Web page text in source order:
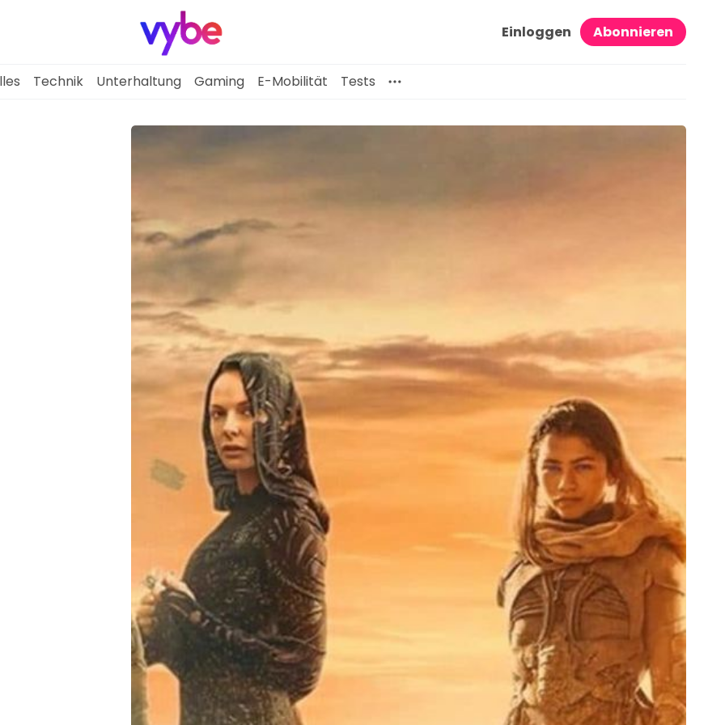
Unterhaltung
Gaming
E-Mobilität
Über uns
Zusammenarbeit
Kontakt
Impressum
Einloggen Abonnieren
Technik Unterhaltung Gaming E-Mobilität Tests